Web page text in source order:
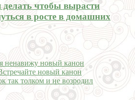
чтобы вырасти
в росте в домашних